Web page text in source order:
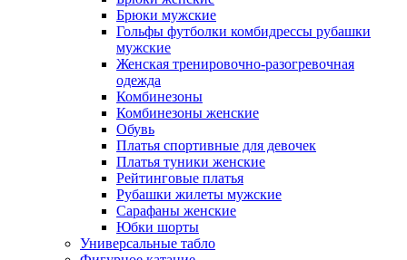
Брюки мужские
Гольфы футболки комбидрессы рубашки
мужские
Женская тренировочно-разогревочная
одежда
Комбинезоны
Комбинезоны женские
Обувь
Платья спортивные для девочек
Платья туники женские
Рейтинговые платья
Рубашки жилеты мужские
Сарафаны женские
Юбки шорты
Универсальные табло